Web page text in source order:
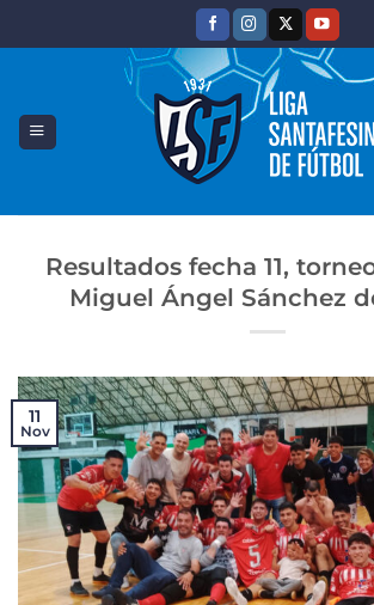
Resultados fecha 11,
Miguel Ángel Sánchez
11
Nov